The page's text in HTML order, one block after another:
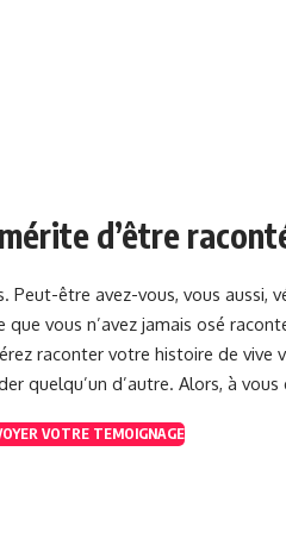
d’être
être avez-vous, vous
vous n’avez jamais osé
raconter votre histoire de vive
quelqu’un d’autre. Alors, à
VOTRE TEMOIGNAGE